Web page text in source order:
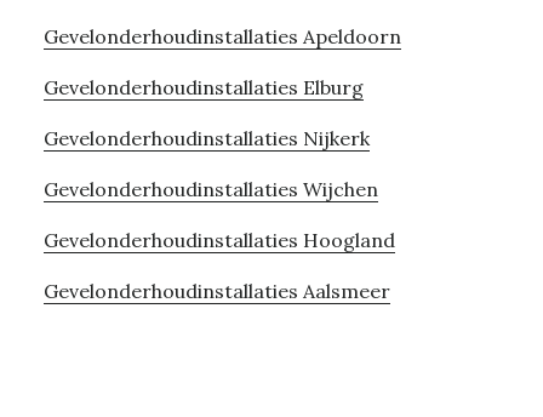
Gevelonderhoudinstallaties Apeldoorn
Gevelonderhoudinstallaties Elburg
Gevelonderhoudinstallaties Nijkerk
Gevelonderhoudinstallaties Wijchen
Gevelonderhoudinstallaties Hoogland
Gevelonderhoudinstallaties Aalsmeer